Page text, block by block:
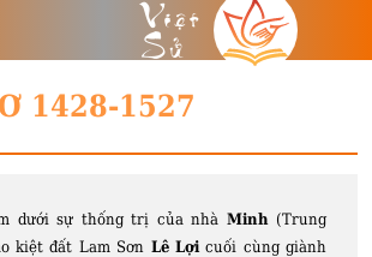
Việt
Sử
1428-1527
dưới sự thống trị của nhà Minh(Trung
kiệt đất Lam Sơn Lê Lợicuối cùng giành